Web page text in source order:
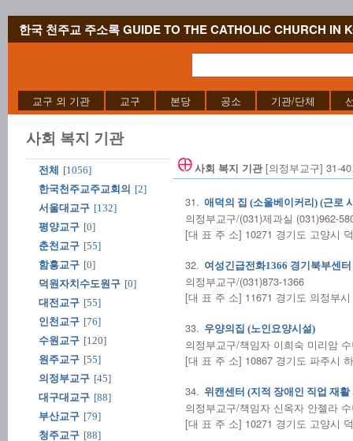
한국 천주교 주소록 GUIDE TO THE CATHOLIC CHURCH IN
교구 외 기관 교구 본당 공소 기관/단체
사회 복지 기관
전체
[1056]
한국천주교주교회의 [2]
서울대교구 [132]
평양교구 [0]
춘천교구 [55]
함흥교구 [0]
덕원자치수도원구 [0]
대전교구 [55]
인천교구 [76]
수원교구 [120]
원주교구 [55]
의정부교구 [45]
대구대교구 [88]
부산교구 [79]
청주교구 [88]
사회 복지 기관[의정부교구] 31-
31. 애덕의 집 (소울베이커리) (근로
의정부교구/(031)제과실 (031)962-
[대 표 주 소] 10271 경기도 고양시
32. 여성긴급전화1366 경기북부센
의정부교구/(031)873-1366
[대 표 주 소] 11671 경기도 의정부
33. 우양의집 (노인요양시설)
의정부교구/책임자 이희숙 미리암
[대 표 주 소] 10867 경기도 파주시
34. 위캔센터 (지적 장애인 직업 재
의정부교구/책임자 신옥자 안젤라
[대 표 주 소] 10271 경기도 고양시